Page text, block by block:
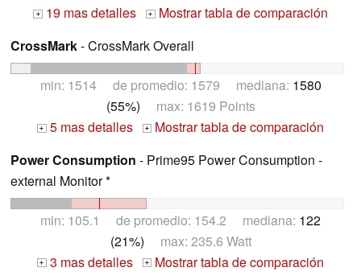
+ 19 mas detalles + Mostrar tabla de comparación
CrossMark- CrossMark Overall
min: 1514 de promedio: 1579 mediana: 1580
(55%) max: 1619 Points
+ 5 mas detalles +
Mostrar tabla de comparación
Power Consumption - Prime95 Power Consumption -
external Monitor *
min: 105.1 de promedio: 154.2 mediana: 122
(21%) max: 235.6 Watt
+ 3 mas detalles + Mostrar tabla de comparación